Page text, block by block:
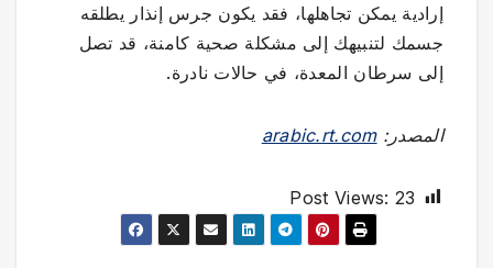
إرادية يمكن تجاهلها، فقد يكون جرس إنذار يطلقه
جسمك لتنبيهك إلى مشكلة صحية كامنة، قد تصل
إلى سرطان المعدة، في حالات نادرة.
المصدر:arabic.rt.com
Post Views: 23